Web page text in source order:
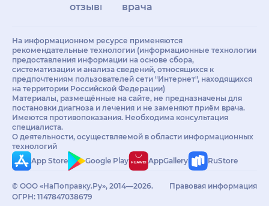
отзывы
врачам
На информационном ресурсе применяются
рекомендательные технологии (информационные технологии
предоставления информации на основе сбора,
систематизации и анализа сведений, относящихся к
предпочтениям пользователей сети "Интернет", находящихся
на территории Российской Федерации)
Материалы, размещённые на сайте, не предназначены для
постановки диагноза и лечения и не заменяют приём врача.
Имеются противопоказания. Необходима консультация
специалиста.
О деятельности, осуществляемой в области информационных
технологий
App Store
Google Play AppGallery RuStore
© ООО «НаПоправку.Ру», 2014—2026.
ОГРН: 1147847038679
Правовая информация